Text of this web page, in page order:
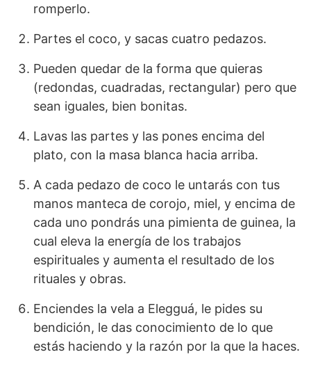
romperlo.
Partes el coco, y sacas cuatro pedazos.
Pueden quedar de la forma que quieras
(redondas, cuadradas, rectangular) pero que
sean iguales, bien bonitas.
Lavas las partes y las pones encima del
plato, con la masa blanca hacia arriba.
A cada pedazo de coco le untarás con tus
manos manteca de corojo, miel, y encima de
cada uno pondrás una pimienta de guinea, la
cual eleva la energía de los trabajos
espirituales y aumenta el resultado de los
rituales y obras.
Enciendes la vela a Elegguá, le pides su
bendición, le das conocimiento de lo que
estás haciendo y la razón por la que la haces.